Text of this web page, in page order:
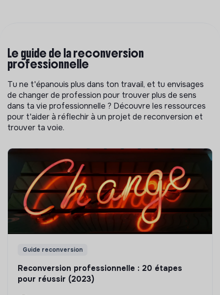
Le guide de la reconversion
professionnelle
Tu ne t'épanouis plus dans ton travail, et tu envisages
de changer de profession pour trouver plus de sens
dans ta vie professionnelle ? Découvre les ressources
pour t'aider à réflechir à un projet de reconversion et
trouver ta voie.
Guide reconversion
Reconversion professionnelle : 20 étapes
pour réussir (2023)